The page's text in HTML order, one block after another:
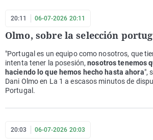
20:11 06-07-2026 20:11
Olmo, sobre la selección
"Portugal es un equipo como nosotros, que
intenta tener la posesión,nosotros tenemos
haciendo lo que hemos hecho hasta ahora",
Dani Olmo en La 1 a escasos minutos de
Portugal.
20:03 06-07-2026 20:03